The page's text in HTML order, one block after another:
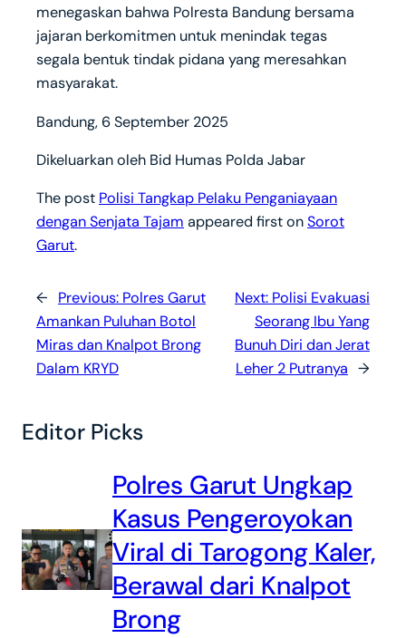
menegaskan bahwa Polresta Bandung bersama
jajaran berkomitmen untuk menindak tegas
segala bentuk tindak pidana yang meresahkan
masyarakat.
Bandung, 6 September 2025
Dikeluarkan oleh Bid Humas Polda Jabar
The post Polisi Tangkap Pelaku Penganiayaan
dengan Senjata Tajam appeared first onSorot
Garut.
← Previous: Polres Garut
Amankan Puluhan Botol
Miras dan Knalpot Brong
Dalam KRYD
Next: Polisi Evakuasi
Seorang Ibu Yang
Bunuh Diri dan Jerat
Leher 2 Putranya →
Editor Picks
Polres Garut Ungkap
Kasus Pengeroyokan
Viral di Tarogong Kaler,
Berawal dari Knalpot
Brong